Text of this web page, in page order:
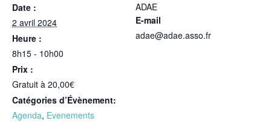
Date :
2 avril 2024
Heure :
8h15 - 10h00
Prix :
Gratuit à 20,00€
Catégories d’Évènement:
Agenda, Evenements
ADAE
E-mail
adae@adae.asso.fr